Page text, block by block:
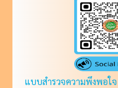
แบบสำรวจความพึงพอใจ